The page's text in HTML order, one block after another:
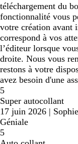
téléchargement du
fonctionnalité vous
votre création avant
correspond à vos
l’éditeur lorsque
droite. Nous vous
restons à votre
avez besoin d'une
5
Super autocollant
17 juin 2026 |
Géniale
5